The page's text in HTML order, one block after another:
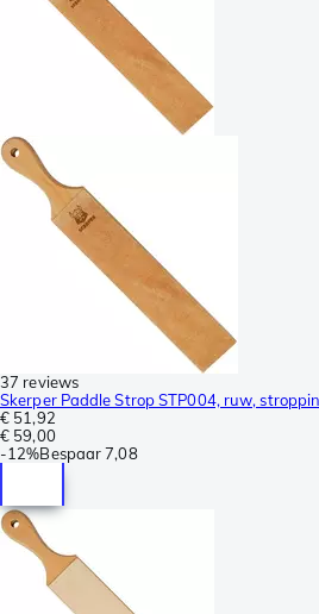
37 reviews
Skerper Paddle Strop STP004, ruw,
€ 51,92
€ 59,00
-12%Bespaar 7,08